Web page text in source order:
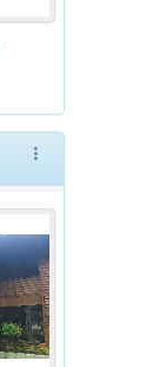
more_vert